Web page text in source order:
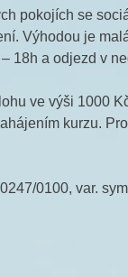
pokojích se
Výhodou je
18h a odjezd v
ve výši 1000
kurzu.
0100, var.